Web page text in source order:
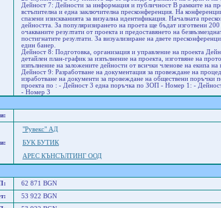
Дейност 7: Дейности за информация и публичност В рамките на
встъпителна и една заключителна пресконференция. На
спазени изискванията за визуална идентификация. Началната
дейността. За популяризирането на проета ще бъдат изготвени
очакваните резултати от проекта и предоставянето на
постигнатите резултати. За визуализиране на двете
един банер.
Дейност 8: Подготовка, организация и управление на проекта
детайлен план-график за изпълнение на проекта, изготвяне на
изпълнение на заложените дейности от всички членове на екипа на
Дейност 9: Разработване на документация за провеждане на
изработване на документи за провеждане на обществени поръчки
проекта по : - Дейност 3 една поръчка по ЗОП - Номер 1: -
- Номер 3
"Рувекс" АД
БУК БУТИК
АРЕС КЪНСЪЛТИНГ ООД
62 871 BGN
53 922 BGN